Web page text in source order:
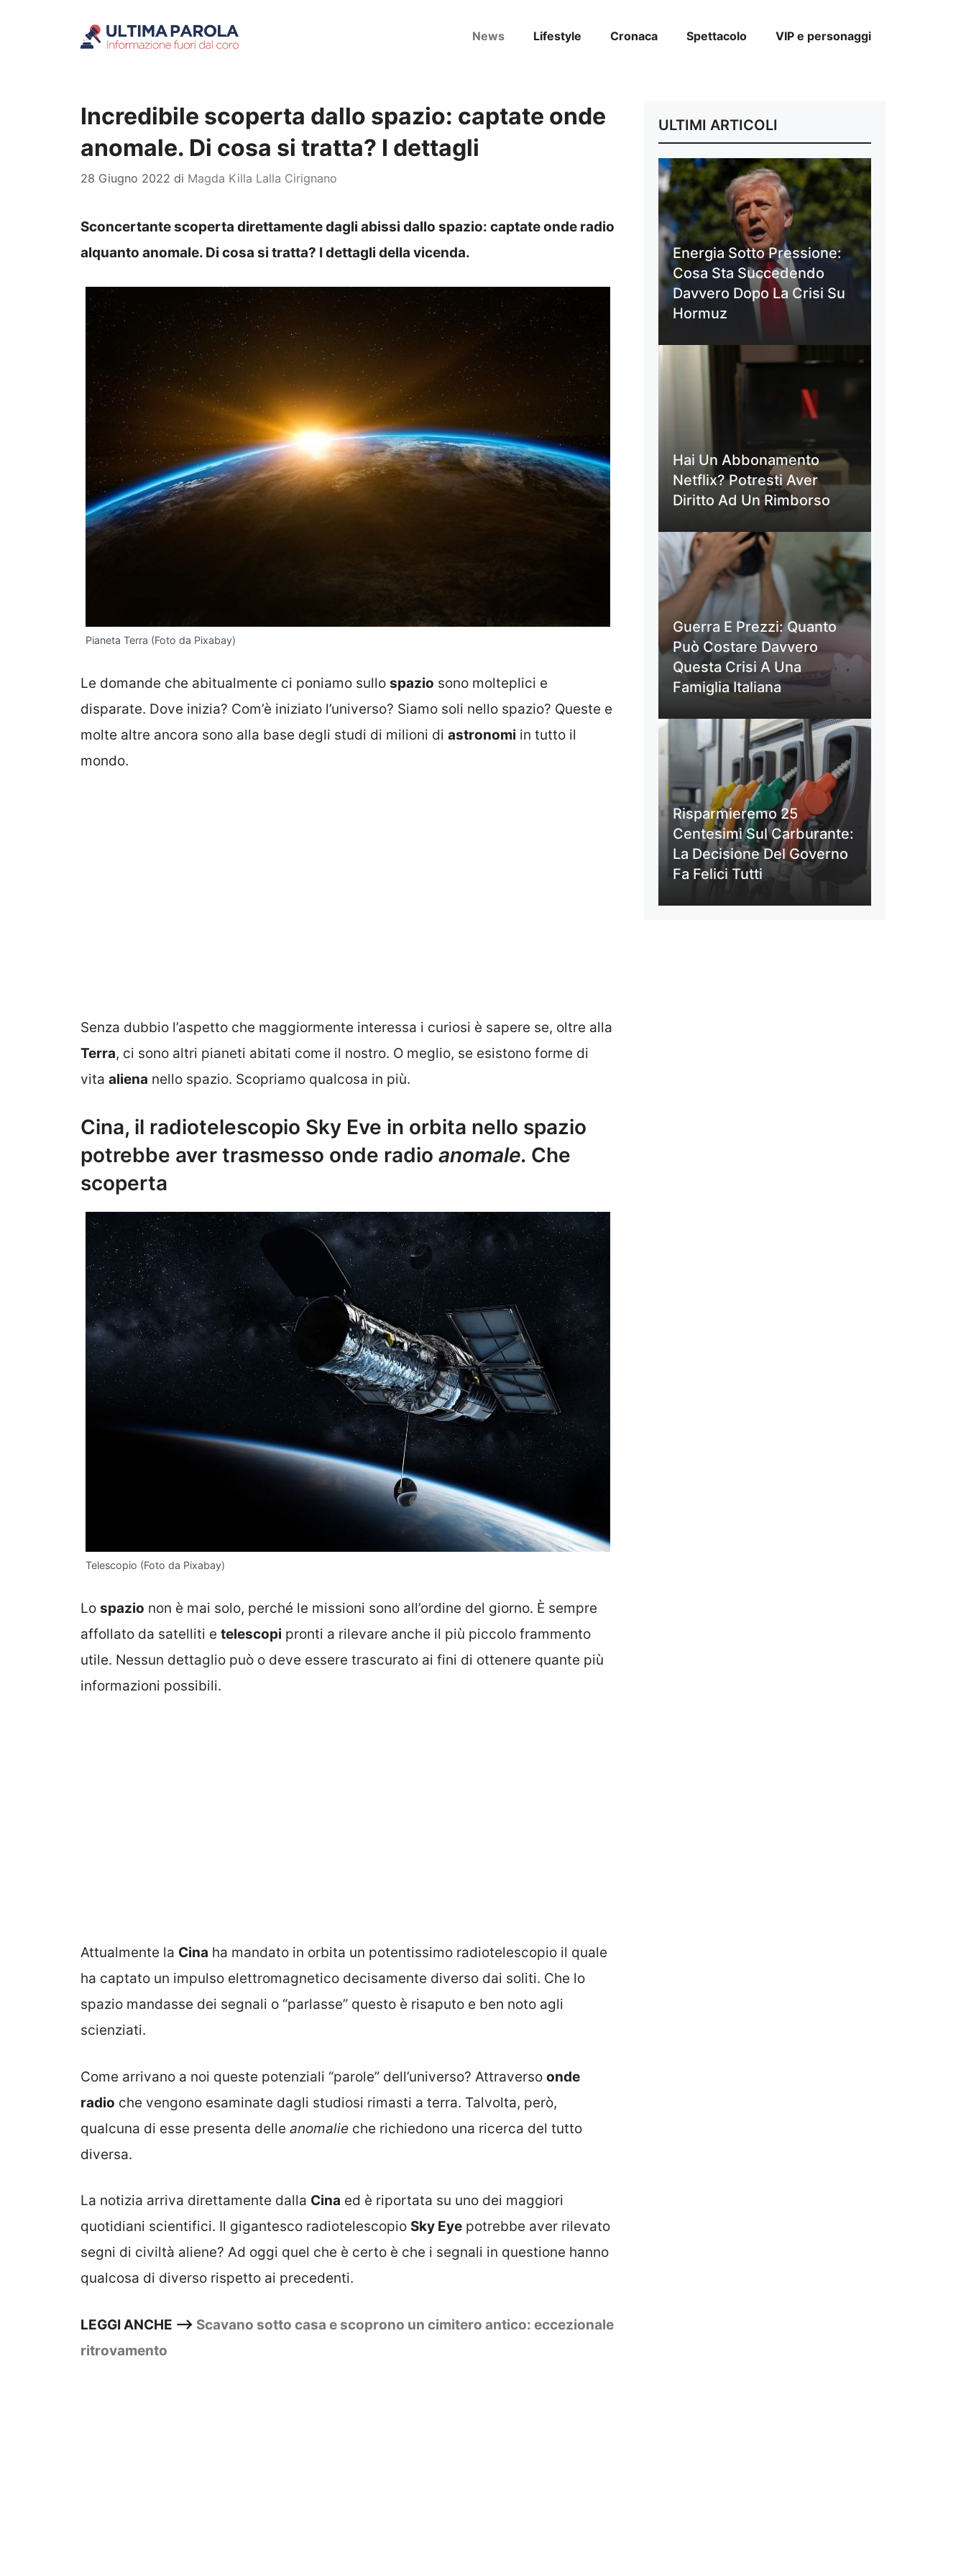
News Lifestyle Cronaca Spettacolo VIP e personaggi
Incredibile scoperta dallo spazio: captate onde
anomale. Di cosa si tratta? I dettagli
28 Giugno 2022 di Magda Killa Lalla Cirignano
Sconcertante scoperta direttamente dagli abissi dallo spazio: captate onde radio
alquanto anomale. Di cosa si tratta? I dettagli della vicenda.
Pianeta Terra (Foto da Pixabay)
Le domande che abitualmente ci poniamo sullo spazio sono molteplici e
disparate. Dove inizia? Com’è iniziato l’universo? Siamo soli nello spazio? Queste e
molte altre ancora sono alla base degli studi di milioni di astronomi in tutto il
mondo.
Senza dubbio l’aspetto che maggiormente interessa i curiosi è sapere se, oltre alla
Terra, ci sono altri pianeti abitati come il nostro. O meglio, se esistono forme di
vita aliena nello spazio. Scopriamo qualcosa in più.
Cina, il radiotelescopio Sky Eve in orbita nello spazio
potrebbe aver trasmesso onde radio anomale. Che
scoperta
Telescopio (Foto da Pixabay)
Lo spazio non è mai solo, perché le missioni sono all’ordine del giorno. È sempre
affollato da satelliti e telescopi pronti a rilevare anche il più piccolo frammento
utile. Nessun dettaglio può o deve essere trascurato ai fini di ottenere quante più
informazioni possibili.
Attualmente la Cina ha mandato in orbita un potentissimo radiotelescopio il quale
ha captato un impulso elettromagnetico decisamente diverso dai soliti. Che lo
spazio mandasse dei segnali o “parlasse” questo è risaputo e ben noto agli
scienziati.
Come arrivano a noi queste potenziali “parole” dell’universo? Attraverso onde
radio che vengono esaminate dagli studiosi rimasti a terra. Talvolta, però,
qualcuna di esse presenta delle anomalie che richiedono una ricerca del tutto
diversa.
La notizia arriva direttamente dalla Cina ed è riportata su uno dei maggiori
quotidiani scientifici. Il gigantesco radiotelescopio Sky Eye potrebbe aver rilevato
segni di civiltà aliene? Ad oggi quel che è certo è che i segnali in questione hanno
qualcosa di diverso rispetto ai precedenti.
LEGGI ANCHE –> Scavano sotto casa e scoprono un cimitero antico: eccezionale
ritrovamento
ULTIMI ARTICOLI
Energia Sotto Pressione:
Cosa Sta Succedendo
Davvero Dopo La Crisi Su
Hormuz
Hai Un Abbonamento
Netflix? Potresti Aver
Diritto Ad Un Rimborso
Guerra E Prezzi: Quanto
Può Costare Davvero
Questa Crisi A Una
Famiglia Italiana
Risparmieremo 25
Centesimi Sul Carburante:
La Decisione Del Governo
Fa Felici Tutti